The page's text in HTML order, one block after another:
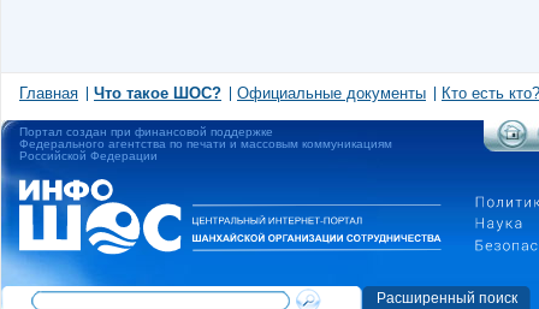
Главная Что такое ШОС? Официальные документы Кто есть кто?
Портал создан при финансовой поддержке
Федерального агентства по печати и массовым коммуникациям
Российской Федерации
Расширенный поиск